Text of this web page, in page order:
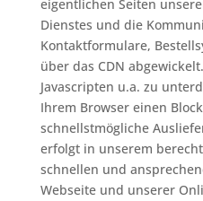
eigentlichen Seiten
Dienstes und die
Kontaktformulare,
über das CDN
Javascripten u.a. zu
Ihrem Browser einen
schnellstmögliche
erfolgt in unserem
schnellen und
Webseite und unserer